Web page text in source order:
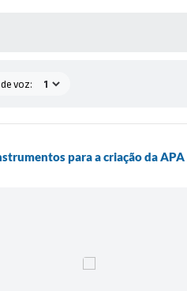
voz:
para a criação da